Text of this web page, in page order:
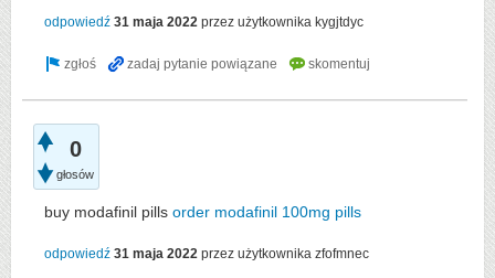
odpowiedź 31 maja 2022 przez użytkownika kygjtdyc
0
głosów
buy modafinil pills order modafinil 100mg pills
odpowiedź 31 maja 2022 przez użytkownika zfofmnec